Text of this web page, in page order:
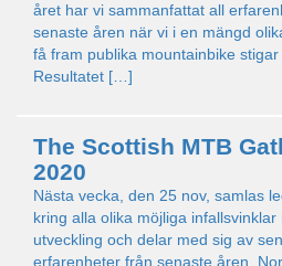
året har vi sammanfattat all
senaste åren när vi i en mängd
få fram publika mountainbike stigar
Resultatet […]
The Scottish MTB
2020
Nästa vecka, den 25 nov, samlas
kring alla olika möjliga
utveckling och delar med sig av
erfarenheter från senaste åren.